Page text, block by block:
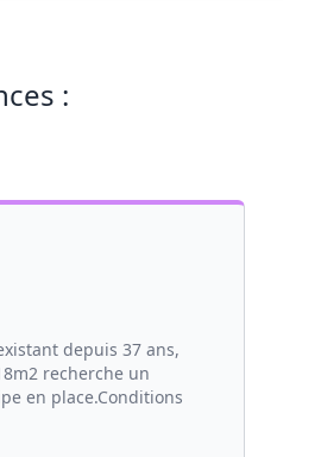
:
depuis 37 ans,
recherche un
en place.Conditions